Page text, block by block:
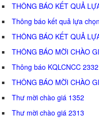
THÔNG BÁO KẾT QUẢ
Thông báo kết quả lựa
THÔNG BÁO KẾT QUẢ
THÔNG BÁO MỜI CHÀO
Thông báo KQLCNCC 2332
THÔNG BÁO MỜI CHÀO
Thư mời chào giá 1352
Thư mời chào giá 2313